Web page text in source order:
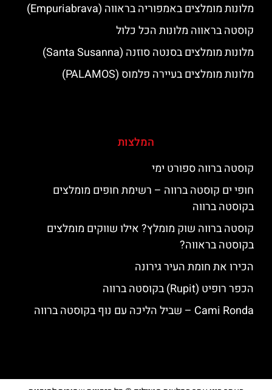
מלונות מומלצים באמפוריה בראווה (Empuriabrava)
קוסטה בראווה מלונות הכל כלול
מלונות מומלצים בסנטה סוזנה (Santa Susanna)
מלונות מומלצים בעיירה פלמוס (PALAMOS)
המלצות
קוסטה ברווה ספורט ימי
חופי ים קוסטה ברווה – רשימת חופים מומלצים
בקוסטה ברווה
קוסטה ברווה שוק מומלץ? אילו שווקים מומלצים
בקוסטה בראווה?
הכירו את חומת העיר גירונה
הכפר רופיט (Rupit) בקוסטה ברווה
‪‪Cami Ronda‬‬ – שביל הליכה עם נוף בקוסטה ברווה